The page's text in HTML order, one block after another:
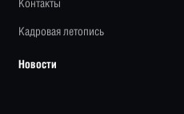
Кадровая летопись
Новости